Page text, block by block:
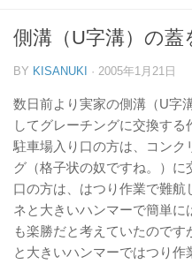
側溝（U字溝）の蓋
BY KISANUKI · 2005年1月21日
数日前より実家の側溝（U字
してグレーチングに交換する
駐車場入り口の方は、コンク
グ（格子状の奴ですね。）に
口の方は、はつり作業で難
ネと大きいハンマーで簡単
も楽勝だと考えていたので
と大きいハンマーではつり作